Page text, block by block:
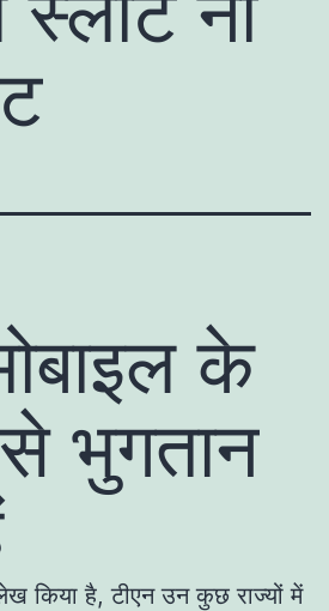
के
भुगतान
किया है, टीएन उन कुछ राज्यों में